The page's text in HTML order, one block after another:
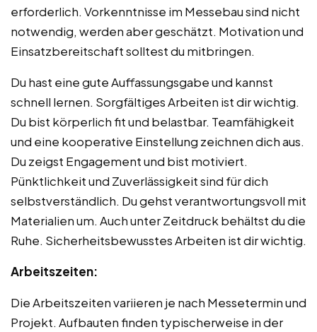
erforderlich. Vorkenntnisse im Messebau sind nicht
notwendig, werden aber geschätzt. Motivation und
Einsatzbereitschaft solltest du mitbringen.
Du hast eine gute Auffassungsgabe und kannst
schnell lernen. Sorgfältiges Arbeiten ist dir wichtig.
Du bist körperlich fit und belastbar. Teamfähigkeit
und eine kooperative Einstellung zeichnen dich aus.
Du zeigst Engagement und bist motiviert.
Pünktlichkeit und Zuverlässigkeit sind für dich
selbstverständlich. Du gehst verantwortungsvoll mit
Materialien um. Auch unter Zeitdruck behältst du die
Ruhe. Sicherheitsbewusstes Arbeiten ist dir wichtig.
Arbeitszeiten:
Die Arbeitszeiten variieren je nach Messetermin und
Projekt. Aufbauten finden typischerweise in der